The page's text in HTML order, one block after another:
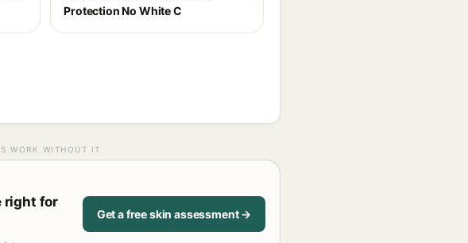
Protection No White C
WORK WITHOUT IT
right for
Get a free skin assessment →